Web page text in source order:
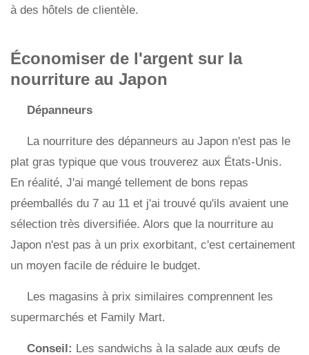
à des hôtels de clientèle.
Économiser de l'argent sur la
nourriture au Japon
Dépanneurs
La nourriture des dépanneurs au Japon n'est pas le
plat gras typique que vous trouverez aux États-Unis.
En réalité, J'ai mangé tellement de bons repas
préemballés du 7 au 11 et j'ai trouvé qu'ils avaient une
sélection très diversifiée. Alors que la nourriture au
Japon n'est pas à un prix exorbitant, c'est certainement
un moyen facile de réduire le budget.
Les magasins à prix similaires comprennent les
supermarchés et Family Mart.
Conseil: Les sandwichs à la salade aux œufs de